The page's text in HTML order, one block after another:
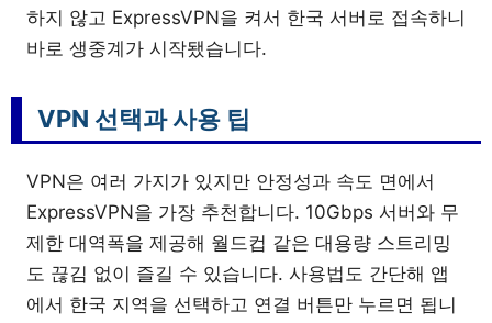
하지 않고 ExpressVPN을 켜서 한국 서버로 접속하니
바로 생중계가 시작됐습니다.
VPN 선택과 사용 팁
VPN은 여러 가지가 있지만 안정성과 속도 면에서
ExpressVPN을 가장 추천합니다. 10Gbps 서버와 무
제한 대역폭을 제공해 월드컵 같은 대용량 스트리밍
도 끊김 없이 즐길 수 있습니다. 사용법도 간단해 앱
에서 한국 지역을 선택하고 연결 버튼만 누르면 됩니